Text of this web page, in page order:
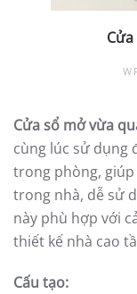
Cửa sổ mở vừa
cùng lúc sử dụng
trong phòng,
trong nhà, dễ sử
này phù hợp với
thiết kế nhà cao
Cấu tạo: